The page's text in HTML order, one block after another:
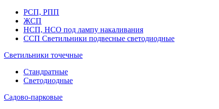
РСП, РПП
ЖСП
НСП, НСО под лампу накаливания
ССП Светильники подвесные светодиодные
Светильники точечные
Стандратные
Светодиодные
Садово-парковые